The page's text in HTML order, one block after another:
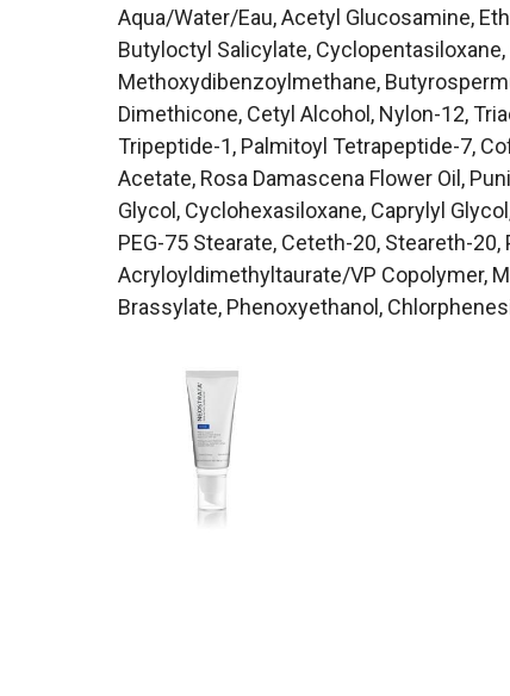
Aqua/Water/Eau, Acetyl Glucosamine,
Butyloctyl Salicylate,
Methoxydibenzoylmethane,
Dimethicone, Cetyl Alcohol, Nylon-12,
Tripeptide-1, Palmitoyl Tetrapeptide-7,
Acetate, Rosa Damascena Flower Oil,
Glycol, Cyclohexasiloxane, Caprylyl
PEG-75 Stearate, Ceteth-20, Steareth-
Acryloyldimethyltaurate/VP Copolymer,
Brassylate, Phenoxyethanol,